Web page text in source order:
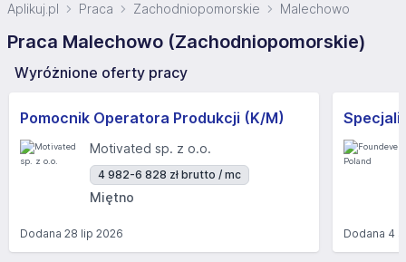
Aplikuj.pl Praca Zachodniopomorskie Malechowo
Praca Malechowo (Zachodniopomorskie)
Wyróżnione oferty pracy
Pomocnik Operatora Produkcji (K/M)
Motivated sp. z o.o.
4 982-6 828 zł brutto / mc
Miętno
Dodana 28 lip 2026 Dodana 4